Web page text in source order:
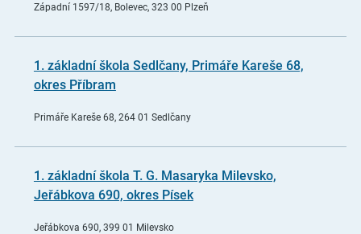
Západní 1597/18, Bolevec, 323 00 Plzeň
1. základní škola Sedlčany, Primáře Kareše 68,
okres Příbram
Primáře Kareše 68, 264 01 Sedlčany
1. základní škola T. G. Masaryka Milevsko,
Jeřábkova 690, okres Písek
Jeřábkova 690, 399 01 Milevsko